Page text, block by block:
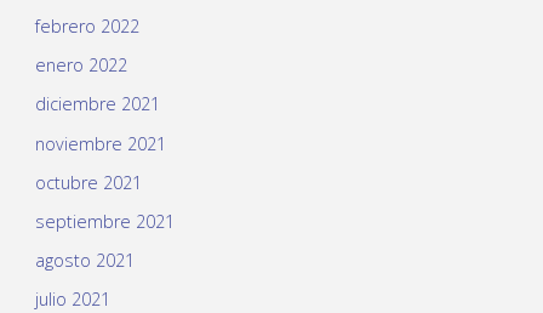
febrero 2022
enero 2022
diciembre 2021
noviembre 2021
octubre 2021
septiembre 2021
agosto 2021
julio 2021